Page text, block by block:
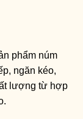
phẩm núm
ngăn kéo,
lượng từ hợp